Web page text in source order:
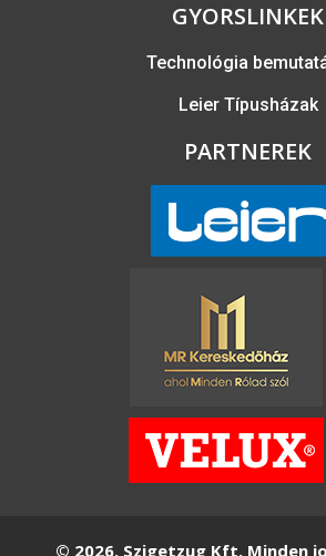
GYORSLINKEK
Technológia
Leier Típusházak
PARTNEREK
© 2026. Szigetzug Kft. Minden